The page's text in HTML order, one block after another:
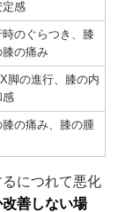
定感
のぐらつき、膝
の痛み
脚の進行、膝の内
感
の痛み、膝の腫
につれて悪化
善しない場